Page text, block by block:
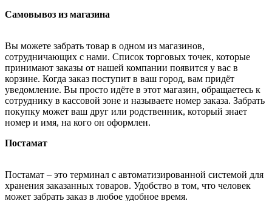
Самовывоз из магазина
Вы можете забрать товар в одном из магазинов,
сотрудничающих с нами. Список торговых точек, которые
принимают заказы от нашей компании появится у вас в
корзине. Когда заказ поступит в ваш город, вам придёт
уведомление. Вы просто идёте в этот магазин, обращаетесь к
сотруднику в кассовой зоне и называете номер заказа. Забрать
покупку может ваш друг или родственник, который знает
номер и имя, на кого он оформлен.
Постамат
Постамат – это терминал с автоматизированной системой для
хранения заказанных товаров. Удобство в том, что человек
может забрать заказ в любое удобное время.